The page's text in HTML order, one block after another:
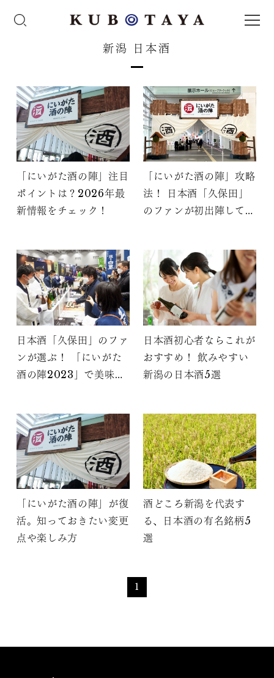
新潟 日本酒
「にいがた酒の陣」注目
ポイントは？2026年最
新情報をチェック！
「にいがた酒の陣」攻略
法！ 日本酒「久保田」
のファンが初出陣して分
日本酒「久保田」のファ
ンが選ぶ！ 「にいがた
酒の陣2023」で美味し
日本酒初心者ならこれが
おすすめ！ 飲みやすい
新潟の日本酒5選
「にいがた酒の陣」が復
活。知っておきたい変更
点や楽しみ方
酒どころ新潟を代表す
る、日本酒の有名銘柄5
選
1